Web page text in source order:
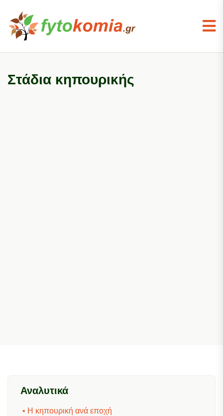
Στάδια κηπουρικής
Αναλυτικά
• Η κηπουρική ανά εποχή